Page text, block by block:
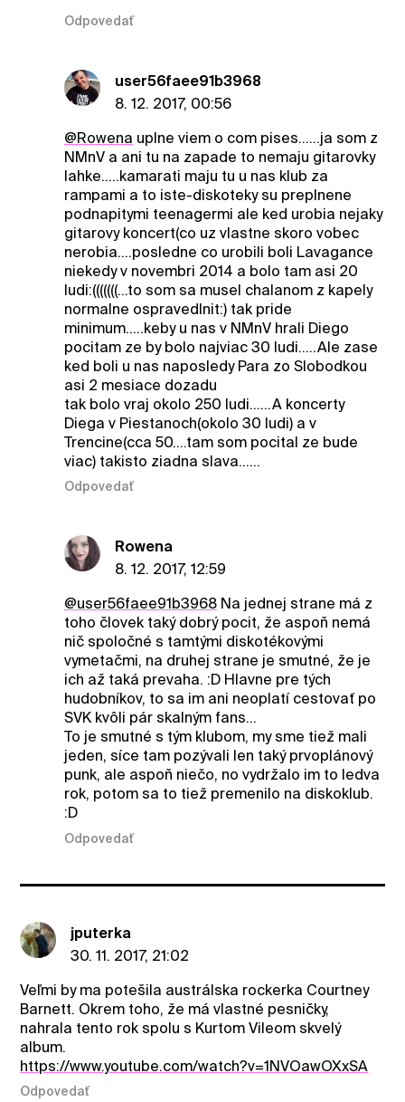
Odpovedať
user56faee91b3968
8. 12. 2017, 00:56
@Rowena uplne viem o com pises......ja som z
NMnV a ani tu na zapade to nemaju gitarovky
lahke.....kamarati maju tu u nas klub za
rampami a to iste-diskoteky su preplnene
podnapitymi teenagermi ale ked urobia nejaky
gitarovy koncert(co uz vlastne skoro vobec
nerobia....posledne co urobili boli Lavagance
niekedy v novembri 2014 a bolo tam asi 20
ludi:(((((((...to som sa musel chalanom z kapely
normalne ospravedlnit:) tak pride
minimum.....keby u nas v NMnV hrali Diego
pocitam ze by bolo najviac 30 ludi.....Ale zase
ked boli u nas naposledy Para zo Slobodkou
asi 2 mesiace dozadu
tak bolo vraj okolo 250 ludi......A koncerty
Diega v Piestanoch(okolo 30 ludi) a v
Trencine(cca 50....tam som pocital ze bude
viac) takisto ziadna slava......
Odpovedať
Rowena
8. 12. 2017, 12:59
@user56faee91b3968Na jednej strane má z
toho človek taký dobrý pocit, že aspoň nemá
nič spoločné s tamtými diskotékovými
vymetačmi, na druhej strane je smutné, že je
ich až taká prevaha. :D Hlavne pre tých
hudobníkov, to sa im ani neoplatí cestovať po
SVK kvôli pár skalným fans...
To je smutné s tým klubom, my sme tiež mali
jeden, síce tam pozývali len taký prvoplánový
punk, ale aspoň niečo, no vydržalo im to ledva
rok, potom sa to tiež premenilo na diskoklub.
:D
Odpovedať
jputerka
30. 11. 2017, 21:02
Veľmi by ma potešila austrálska rockerka Courtney
Barnett. Okrem toho, že má vlastné pesničky,
nahrala tento rok spolu s Kurtom Vileom skvelý
album.
https://www.youtube.com/watch?v=1NVOawOXxSA
Odpovedať